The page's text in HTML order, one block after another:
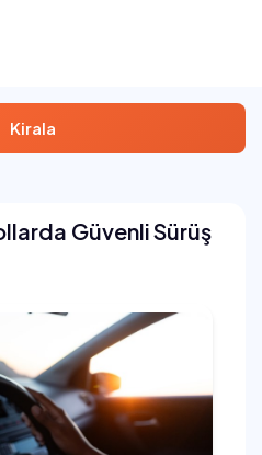
Kirala
Güvenli Sürüş